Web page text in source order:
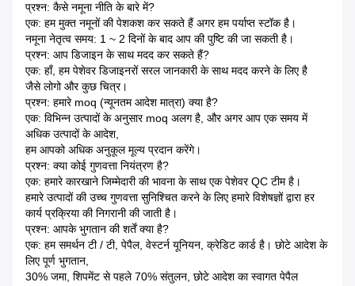
प्रश्न: कैसे नमूना नीति के बारे में?
एक: हम मुक्त नमूनों की पेशकश कर सकते हैं अगर हम पर्याप्त स्टॉक है।
नमूना नेतृत्व समय: 1 ~ 2 दिनों के बाद आप की पुष्टि की जा सकती है।
प्रश्न: आप डिजाइन के साथ मदद कर सकते हैं?
एक: हाँ, हम पेशेवर डिजाइनरों सरल जानकारी के साथ मदद करने के लिए है
जैसे लोगो और कुछ चित्र।
प्रश्न: हमारे moq (न्यूनतम आदेश मात्रा) क्या है?
एक: विभिन्न उत्पादों के अनुसार moq अलग है, और अगर आप एक समय में
अधिक उत्पादों के आदेश,
हम आपको अधिक अनुकूल मूल्य प्रदान करेंगे।
प्रश्न: क्या कोई गुणवत्ता नियंत्रण है?
एक: हमारे कारखाने जिम्मेदारी की भावना के साथ एक पेशेवर QC टीम है।
हमारे उत्पादों की उच्च गुणवत्ता सुनिश्चित करने के लिए हमारे विशेषज्ञों द्वारा हर
कार्य प्रक्रिया की निगरानी की जाती है।
प्रश्न: आपके भुगतान की शर्तें क्या है?
एक: हम समर्थन टी / टी, पेपैल, वेस्टर्न यूनियन, क्रेडिट कार्ड है। छोटे आदेश के
लिए पूर्ण भुगतान,
30% जमा, शिपमेंट से पहले 70% संतुलन, छोटे आदेश का स्वागत पेपैल